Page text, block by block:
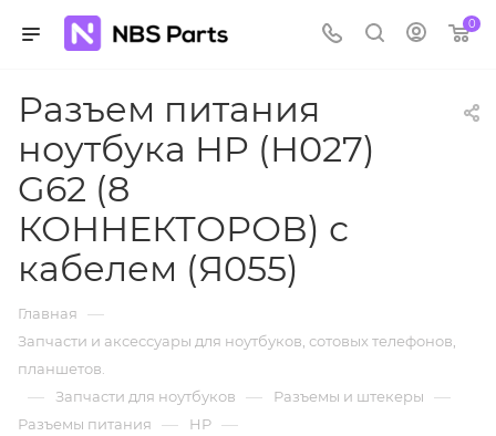
0
Разъем питания
ноутбука HP (H027)
G62 (8
КОННЕКТОРОВ) с
кабелем (Я055)
Главная —
Запчасти и аксессуары для ноутбуков, сотовых телефонов,
планшетов.
— Запчасти для ноутбуков — Разъемы и штекеры —
Разъемы питания — HP —